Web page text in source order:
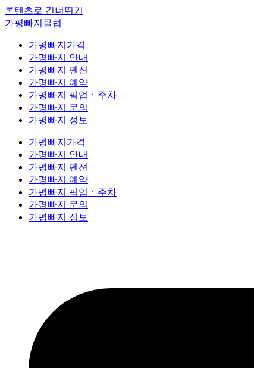
콘텐츠로 건너뛰기
가평빠지클럽
가평빠지가격
가평빠지 안내
가평빠지 펜션
가평빠지 예약
가평빠지 픽업ㆍ주차
가평빠지 문의
가평빠지 정보
가평빠지가격
가평빠지 안내
가평빠지 펜션
가평빠지 예약
가평빠지 픽업ㆍ주차
가평빠지 문의
가평빠지 정보